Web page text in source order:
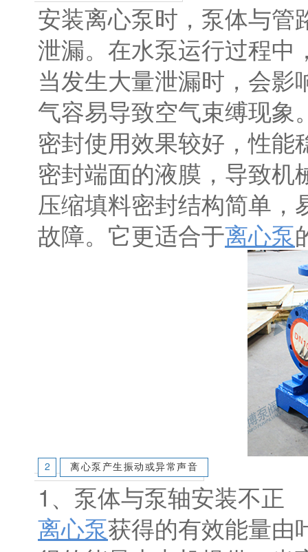
安装离心泵时，泵体与管
泄漏。在水泵运行过程中
当发生大量泄漏时，会
气容易导致空气束缚现象
密封使用效果较好，性能
密封端面的液膜，导致机
压缩填料密封结构简单
故障。它更适合于离心泵
2 离心泵产生振动或异常声音
1、泵体与泵轴安装不正
离心泵获得的有效能量由